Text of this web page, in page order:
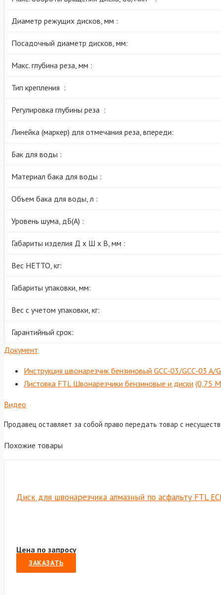
Диаметр режущих дисков, мм :
Посадочный диаметр дисков, мм:
Макс. глубина реза, мм :
Тип крепления :
Регулировка глубины реза :
Линейка (маркер) для отмечания реза, впереди:
Бак для воды :
Материал бака для воды :
Объем бака для воды, л :
Уровень шума, дБ(А) :
Габариты изделия Д х Ш х В, мм :
Вес НЕТТО, кг:
Габариты упаковки, мм:
Вес с учетом упаковки, кг:
Гарантийный срок:
Документ
Инструкция швонарезчик бензиновый GCC-03/GCC-03 A/
Листовка FTL Швонарезчики бензиновые и диски (0,75
Видео
Продавец оставляет за собой право передать товар с
Похожие товары
Диск для швонарезчика алмазный по асфальту FTL
Цена по запросу
ЗАКАЗАТЬ